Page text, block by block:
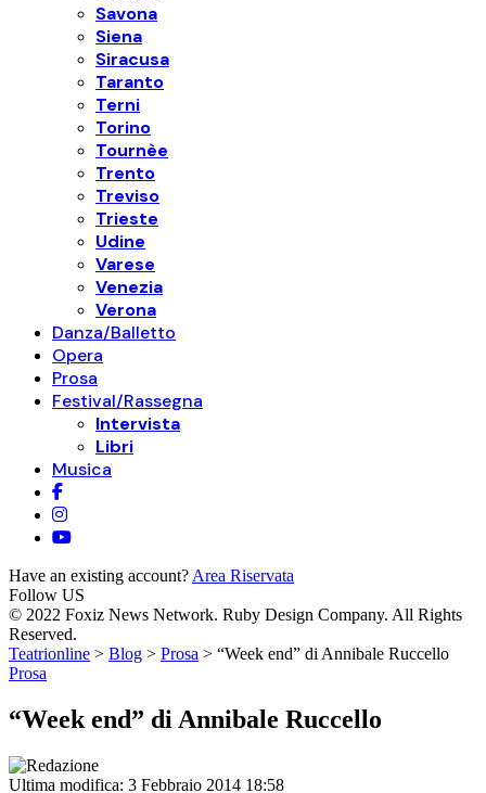
Savona
Siena
Siracusa
Taranto
Terni
Torino
Tournèe
Trento
Treviso
Trieste
Udine
Varese
Venezia
Verona
Danza/Balletto
Opera
Prosa
Festival/Rassegna
Intervista
Libri
Musica
Have an existing account? Area Riservata
Follow US
© 2022 Foxiz News Network. Ruby Design Company. All Rights
Reserved.
Teatrionline > Blog > Prosa > “Week end” di Annibale Ruccello
Prosa
“Week end” di Annibale Ruccello
Ultima modifica: 3 Febbraio 2014 18:58